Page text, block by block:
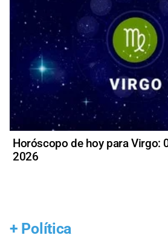
Horóscopo de hoy para Virgo:
2026
+ Política